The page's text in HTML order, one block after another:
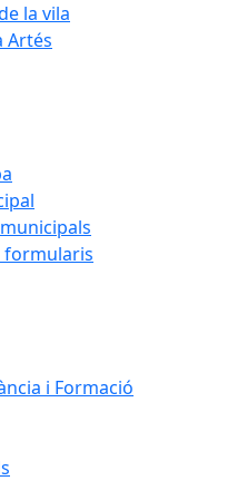
la vila
Artés
formularis
i Formació